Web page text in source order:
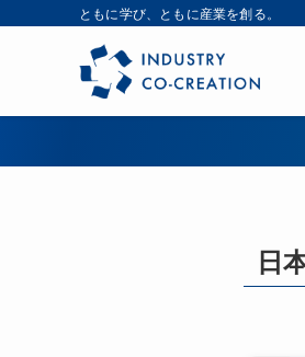
ともに学び、ともに産業を創る。
日